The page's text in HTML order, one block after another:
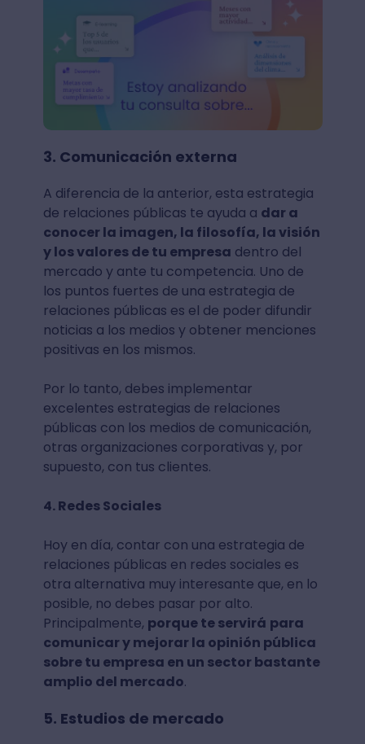
3. Comunicación externa
A diferencia de la anterior, esta estrategia
de relaciones públicas te ayuda a dar a
conocer la imagen, la filosofía, la visión
y los valores de tu empresa dentro del
mercado y ante tu competencia. Uno de
los puntos fuertes de una estrategia de
relaciones públicas es el de poder difundir
noticias a los medios y obtener menciones
positivas en los mismos.
Por lo tanto, debes implementar
excelentes estrategias de relaciones
públicas con los medios de comunicación,
otras organizaciones corporativas y, por
supuesto, con tus clientes.
4. Redes Sociales
Hoy en día, contar con una estrategia de
relaciones públicas en redes sociales es
otra alternativa muy interesante que, en lo
posible, no debes pasar por alto.
Principalmente, porque te servirá para
comunicar y mejorar la opinión pública
sobre tu empresa en un sector bastante
amplio del mercado.
5. Estudios de mercado